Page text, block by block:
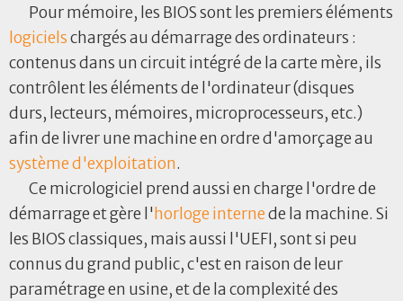
Pour mémoire, les BIOS sont les premiers éléments
logicielschargés au démarrage des ordinateurs :
contenus dans un circuit intégré de la carte mère, ils
contrôlent les éléments de l'ordinateur (disques
durs, lecteurs, mémoires, microprocesseurs, etc.)
afin de livrer une machine en ordre d'amorçage au
système d'exploitation.
Ce micrologiciel prend aussi en charge l'ordre de
démarrage et gère l' horloge internede la machine. Si
les BIOS classiques, mais aussi l'UEFI, sont si peu
connus du grand public, c'est en raison de leur
paramétrage en usine, et de la complexité des